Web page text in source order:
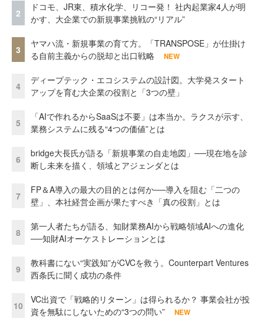
2
ドコモ、JR東、積水化学、リコー発！ 社内起業家4人が明
かす、大企業での新規事業挑戦の“リアル”
3
ヤマハ流・新規事業の育て方。「TRANSPOSE」が仕掛け
る自前主義からの脱却と出口戦略
NEW
4
ディープテック・エコシステムの設計図。大学発スタート
アップを育む大企業の役割と「3つの壁」
5
「AIで作れるからSaaSは不要」は本当か。ラクスが示す、
業務システムに残る“4つの価値”とは
6
bridge大長氏が語る「新規事業の自走地図」──現在地を診
断し未来を描く、領域とアジェンダとは
7
FP＆A導入の最大の目的とは何か──導入を阻む「二つの
壁」、本社経営企画が果たすべき「真の役割」とは
8
第一人者たちが語る、知財業務AIから戦略領域AIへの進化
──知財AIオーケストレーションとは
9
教科書にない“実践知”がCVCを救う。Counterpart Ventures
西条氏に聞く成功の条件
10
VC出資で「戦略的リターン」は得られるか？ 事業会社が投
資を無駄にしないための“3つの問い”
NEW